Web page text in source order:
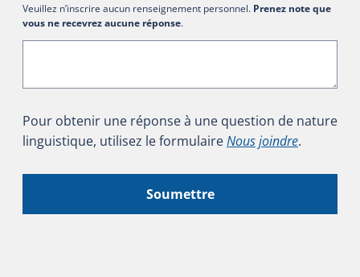
Veuillez n’inscrire aucun renseignement personnel. Prenez note que
vous ne recevrez aucune réponse.
Pour obtenir une réponse à une question de nature
linguistique, utilisez le formulaireNous joindre.
Soumettre